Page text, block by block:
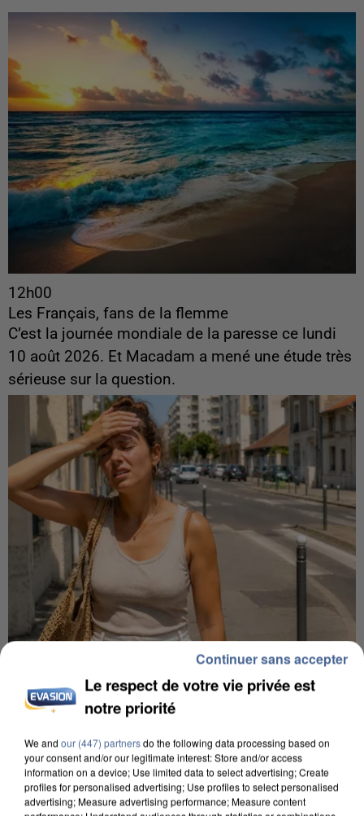
12h00
Les Français, fans de la flemme
C’est la journée mondiale de la paresse ce lundi
10 août 2026. Et Macadam a mené une étude très
sérieuse sur la question.
Une nouvelle canicule va faire chauffer la France
cette semaine
dès ce lundi 10 août 2026.
Le respect de votre vie privée est
notre priorité
We and our (447) partnersdo the following data processing based on
your consent and/or our legitimate interest: Store and/or access
information on a device; Use limited data to select advertising; Create
profiles for personalised advertising; Use profiles to select personalised
advertising; Measure advertising performance; Measure content
Continuer sans accepter